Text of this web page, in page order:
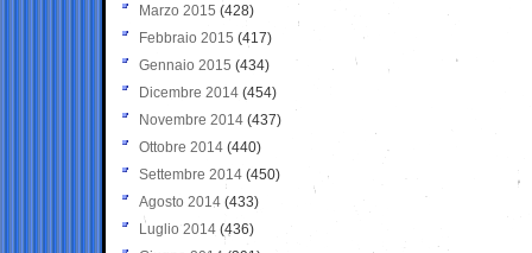
Marzo 2015 (428)
Febbraio 2015 (417)
Gennaio 2015 (434)
Dicembre 2014 (454)
Novembre 2014 (437)
Ottobre 2014 (440)
Settembre 2014 (450)
Agosto 2014 (433)
Luglio 2014 (436)